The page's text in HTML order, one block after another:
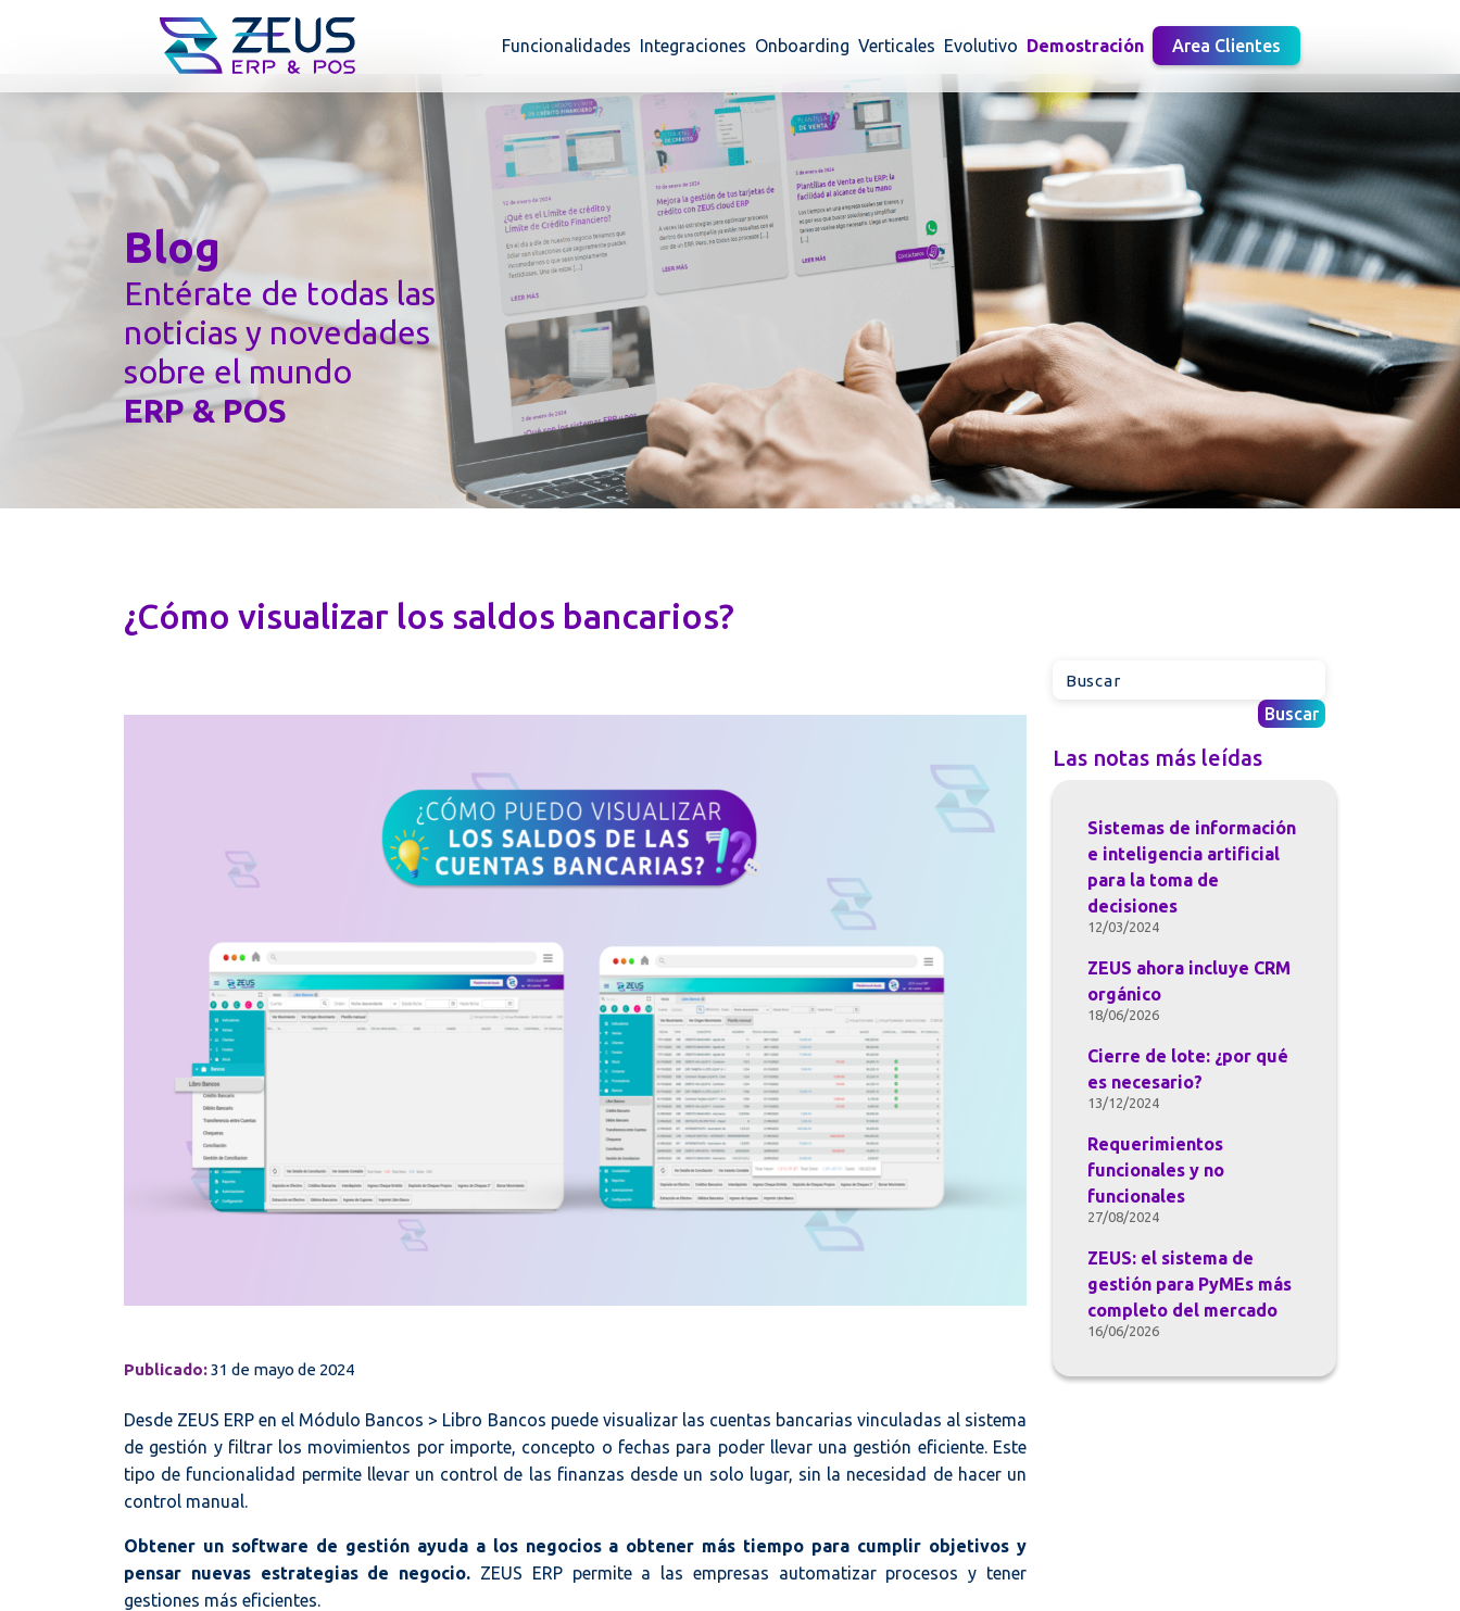
Funcionalidades Integraciones Onboarding Verticales Evolutivo Demostración Area Clientes
Blog
Entérate de todas las
noticias y novedades
sobre el mundo
ERP & POS
¿Cómo visualizar los saldos bancarios?
Publicado:31 de mayo de 2024
Desde ZEUS ERP en el Módulo Bancos > Libro Bancos puede visualizar las cuentas bancarias vinculadas al sistema
de gestión y filtrar los movimientos por importe, concepto o fechas para poder llevar una gestión eficiente. Este
tipo de funcionalidad permite llevar un control de las finanzas desde un solo lugar, sin la necesidad de hacer un
control manual.
Obtener un software de gestión ayuda a los negocios a obtener más tiempo para cumplir objetivos y
pensar nuevas estrategias de negocio. ZEUS ERP permite a las empresas automatizar procesos y tener
gestiones más eficientes.
Las notas más leídas
Sistemas de información
e inteligencia artificial
para la toma de
decisiones
12/03/2024
ZEUS ahora incluye CRM
orgánico
18/06/2026
Cierre de lote: ¿por qué
es necesario?
13/12/2024
Requerimientos
funcionales y no
funcionales
27/08/2024
ZEUS: el sistema de
gestión para PyMEs más
completo del mercado
16/06/2026